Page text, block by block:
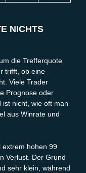
NICHTS
die Trefferquote
trifft, ob eine
Viele Trader
Prognose oder
ist nicht, wie oft man
aus Winrate und
extrem hohen 99
Verlust. Der Grund
sehr klein, während